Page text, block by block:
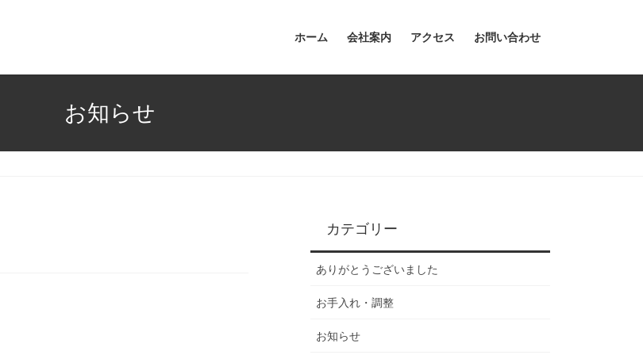
ホーム 会社案内 アクセス お問い合わせ
お知らせ
カテゴリー
ありがとうございました
お手入れ・調整
お知らせ